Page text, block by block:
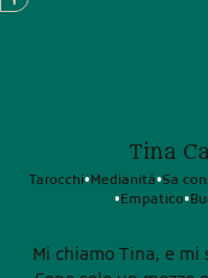
Tina
Tarocchi•Medianità•Sa
•Empatico•
Mi chiamo Tina, e mi